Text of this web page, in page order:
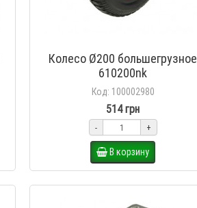
Колесо 180х52 рулевое для
427 грн 401 грн
В корзину
Колесо Ø200 большегрузное
610200nk
Код: 100002980
514 грн
- +
В корзину